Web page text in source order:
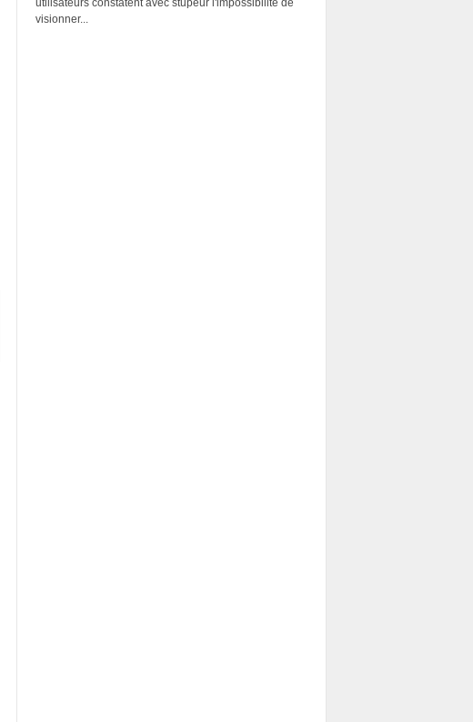
utilisateurs constatent avec stupeur l'impossibilité de
visionner...